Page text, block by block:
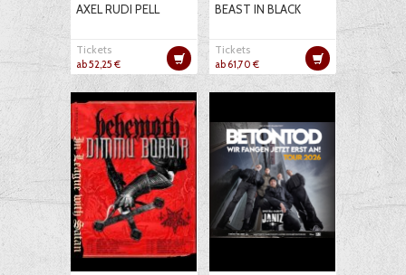
AXEL RUDI PELL
Tickets
ab 52,25 €
BEAST IN BLACK
Tickets
ab 61,70 €